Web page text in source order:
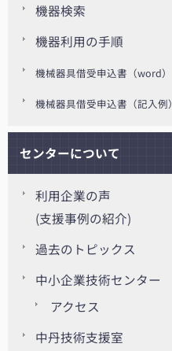
機器検索
機器利用の手順
機械器具借受申込書（word）
機械器具借受申込書（記入例）
センターについて
利用企業の声
(支援事例の紹介)
過去のトピックス
中小企業技術センター
アクセス
中丹技術支援室